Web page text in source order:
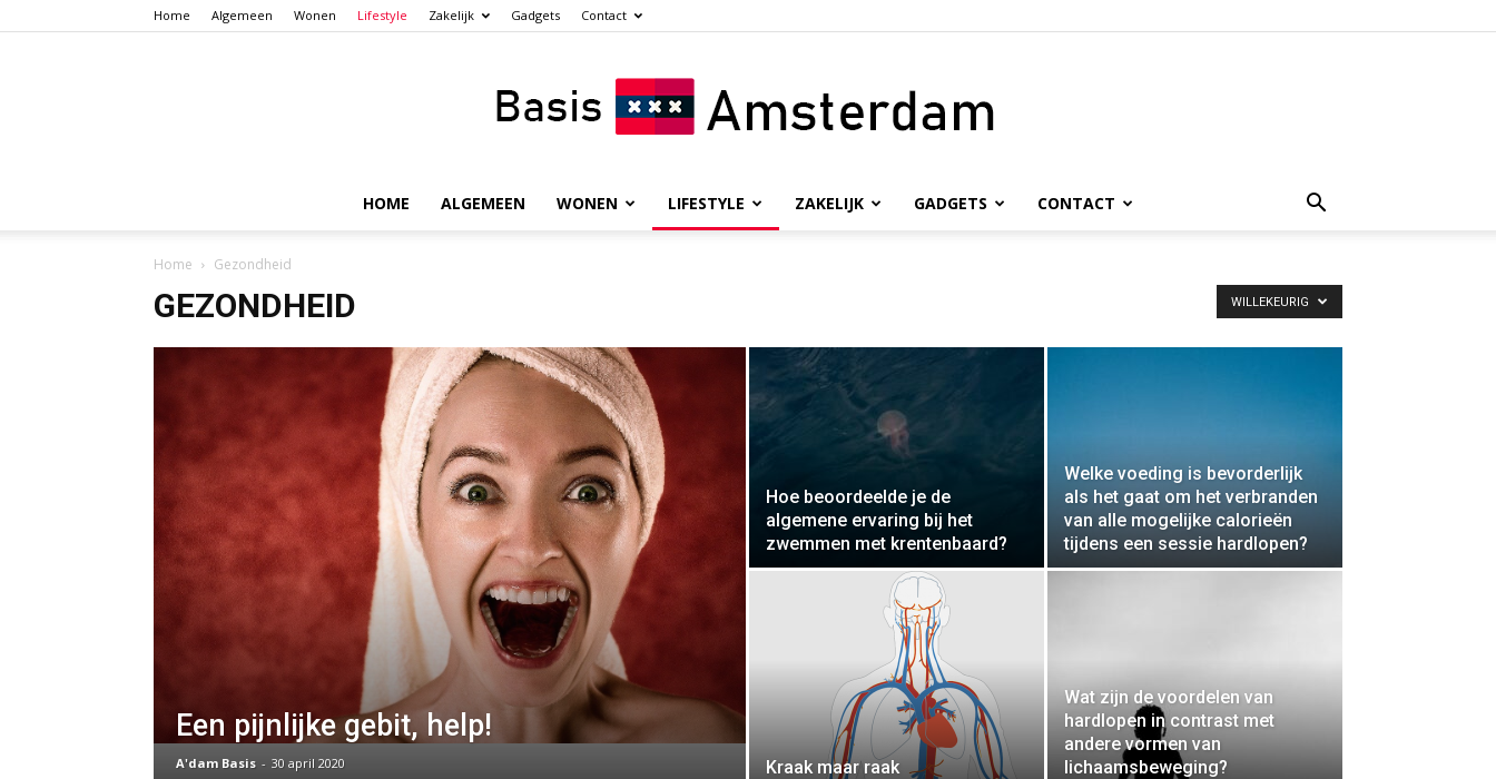
Home Algemeen Wonen Lifestyle Zakelijk Gadgets Contact
Basis
Amsterdam
HOME ALGEMEEN WONEN LIFESTYLE ZAKELIJK GADGETS CONTACT
Home Gezondheid
GEZONDHEID WILLEKEURIG
Een pijnlijke gebit, help!
A'dam Basis - 30 april 2020
Hoe beoordeelde je de
algemene ervaring bij het
zwemmen met krentenbaard?
Welke voeding is bevorderlijk
als het gaat om het verbranden
van alle mogelijke calorieën
tijdens een sessie hardlopen?
Kraak maar raak
Wat zijn de voordelen van
hardlopen in contrast met
andere vormen van
lichaamsbeweging?